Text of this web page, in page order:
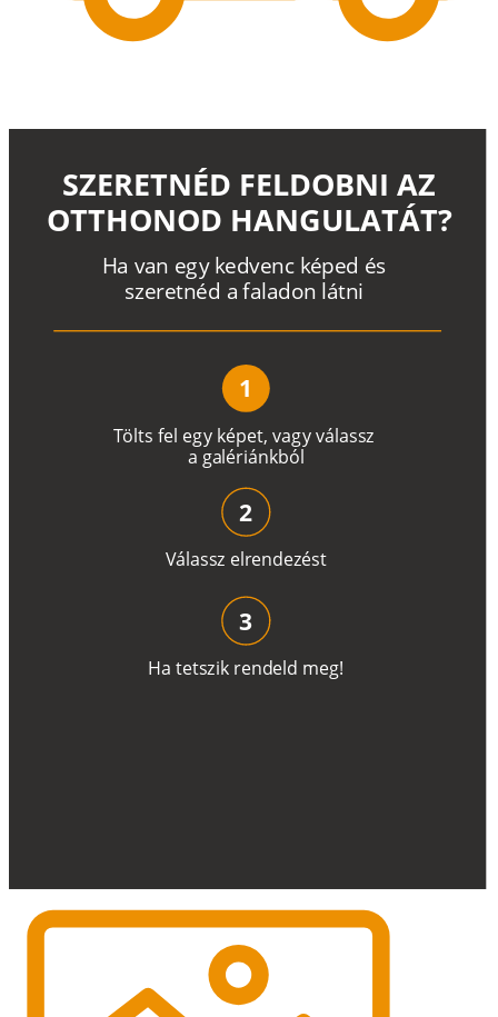
Tölts fel egy képet, vagyválassz
a galériánkból
Ha van egy kedvenc képed és
szeretnéd a faladon látni
SZERETNÉD FELDOBNI AZ
OTTHONOD HANGULATÁT?
1
Válassz elrendezést
2
Ha tetszik rendeld meg!
3